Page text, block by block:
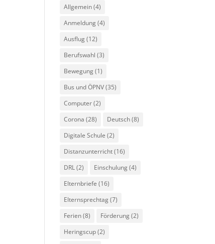
Allgemein(4)
Anmeldung(4)
Ausflug(12)
Berufswahl (3)
Bewegung(1)
Bus und ÖPNV(35)
Computer(2)
Corona (28) Deutsch(8)
Digitale Schule (2)
Distanzunterricht(16)
DRL(2) Einschulung(4)
Elternbriefe (16)
Elternsprechtag(7)
Ferien(8) Förderung(2)
Heringscup(2)